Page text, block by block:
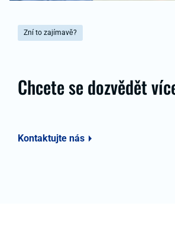
Zní to zajímavě?
Chcete se dozvědět
Kontaktujte nás